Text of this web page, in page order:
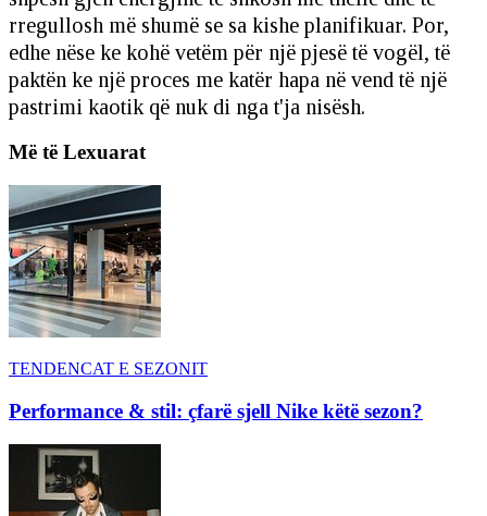
rregullosh më shumë se sa kishe planifikuar. Por,
edhe nëse ke kohë vetëm për një pjesë të vogël, të
paktën ke një proces me katër hapa në vend të një
pastrimi kaotik që nuk di nga t'ja nisësh.
Më të Lexuarat
TENDENCAT E SEZONIT
Performance & stil: çfarë sjell Nike këtë sezon?